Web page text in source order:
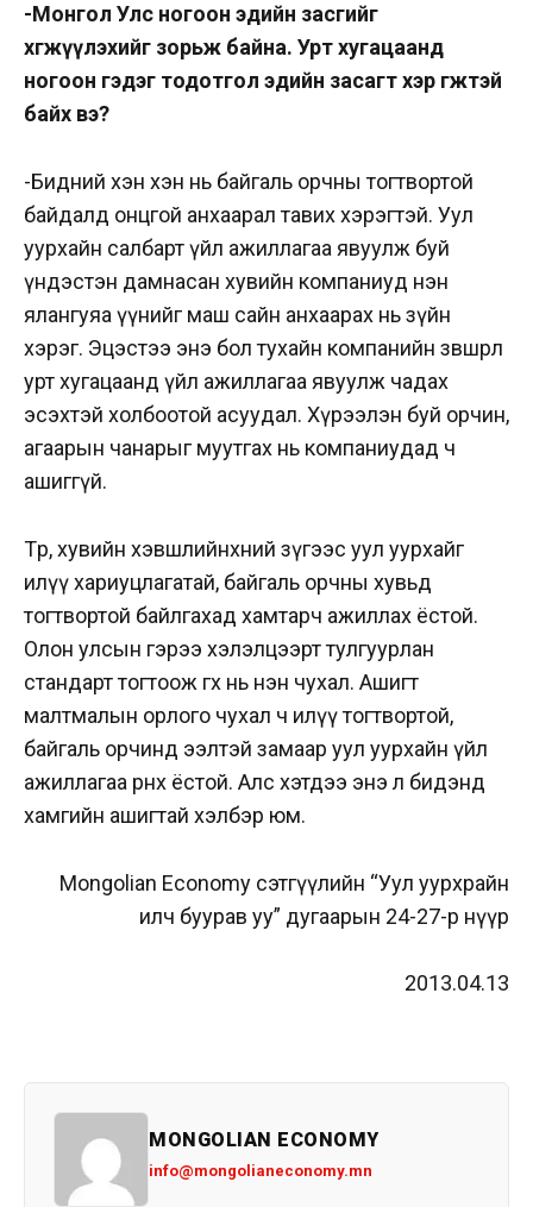
-Монгол Улс ногоон эдийн засгийг
хөгжүүлэхийг зорьж байна. Урт хугацаанд
ногоон гэдэг тодотгол эдийн засагт хэр өгөөжтэй
байх вэ?
-Бидний хэн хэн нь байгаль орчны тогтвортой
байдалд онцгой анхаарал тавих хэрэгтэй. Уул
уурхайн салбарт үйл ажиллагаа явуулж буй
үндэстэн дамнасан хувийн компаниуд нэн
ялангуяа үүнийг маш сайн анхаарах нь зүйн
хэрэг. Эцэстээ энэ бол тухайн компанийн зөвшөөрөл
урт хугацаанд үйл ажиллагаа явуулж чадах
эсэхтэй холбоотой асуудал. Хүрээлэн буй орчин,
агаарын чанарыг муутгах нь компаниудад ч
ашиггүй.
Төр, хувийн хэвшлийнхний зүгээс уул уурхайг
илүү хариуцлагатай, байгаль орчны хувьд
тогтвортой байлгахад хамтарч ажиллах ёстой.
Олон улсын гэрээ хэлэлцээрт тулгуурлан
стандарт тогтоож өгөх нь нэн чухал. Ашигт
малтмалын орлого чухал ч илүү тогтвортой,
байгаль орчинд ээлтэй замаар уул уурхайн үйл
ажиллагаа өрнөх ёстой. Алс хэтдээ энэ л бидэнд
хамгийн ашигтай хэлбэр юм.
Mongolian Economy сэтгүүлийн “Уул уурхрайн
илч буурав уу” дугаарын 24-27-р нүүр
2013.04.13
MONGOLIAN ECONOMY
info@mongolianeconomy.mn